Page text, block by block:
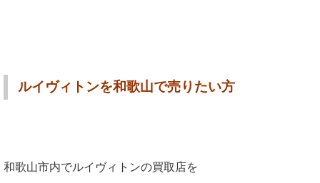
ルイヴィトンを和歌山で売りたい方
和歌山市内でルイヴィトンの買取店を